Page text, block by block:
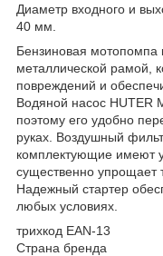
Диаметр входного и
40 мм.
Бензиновая мотопомпа
металлической рамой,
повреждений и
Водяной насос HUTER
поэтому его удобно
руках. Воздушный
комплектующие имеют
существенно упрощает
Надежный стартер
любых условиях.
трихкод EAN-
Страна